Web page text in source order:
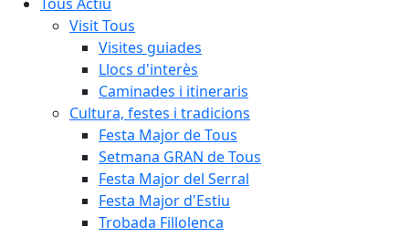
Visit Tous
Visites guiades
Llocs d'interès
Caminades i itineraris
Cultura, festes i tradicions
Festa Major de Tous
Setmana GRAN de Tous
Festa Major del Serral
Festa Major d'Estiu
Trobada Fillolenca